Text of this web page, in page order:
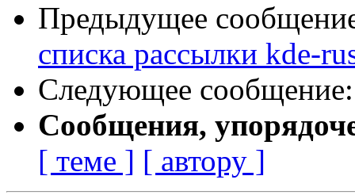
Предыдущее
списка рассылки kde-
Следующее
Сообщения,
[ теме ] [ автору ]